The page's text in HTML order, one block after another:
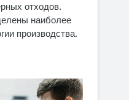
отходов.
наиболее
производства.